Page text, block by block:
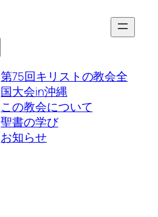
第75回キリストの教会全
国大会in沖縄
この教会について
聖書の学び
お知らせ